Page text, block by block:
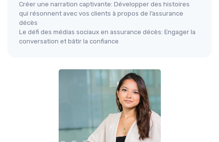
Créer une narration captivante: Développer des histoires
qui résonnent avec vos clients à propos de l’assurance
décès
Le défi des médias sociaux en assurance décès: Engager la
conversation et bâtir la confiance